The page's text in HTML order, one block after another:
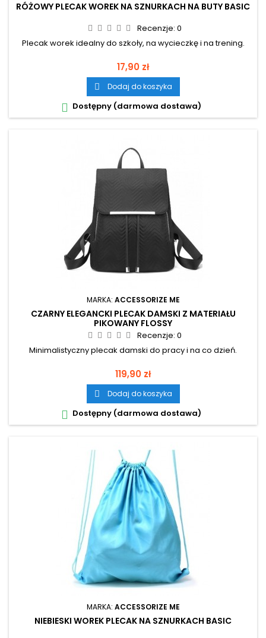
RÓŻOWY PLECAK WOREK NA SZNURKACH NA BUTY BASIC
Recenzje: 0
Plecak worek idealny do szkoły, na wycieczkę i na trening.
Cena
17,90 zł
 Dodaj do koszyka
 Dostępny (darmowa dostawa)
MARKA: ACCESSORIZE ME
CZARNY ELEGANCKI PLECAK DAMSKI Z MATERIAŁU
PIKOWANY FLOSSY
Recenzje: 0
Minimalistyczny plecak damski do pracy i na co dzień.
Cena
119,90 zł
 Dodaj do koszyka
 Dostępny (darmowa dostawa)
MARKA: ACCESSORIZE ME
NIEBIESKI WOREK PLECAK NA SZNURKACH BASIC